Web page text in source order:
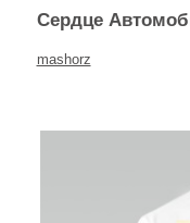
Сердце
mashorz